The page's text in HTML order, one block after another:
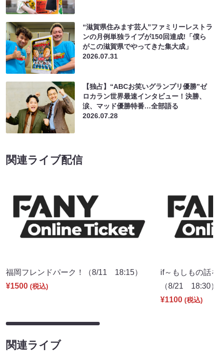
“滋賀県住みます芸人”ファミリーレストラ
ンの月例単独ライブが150回達成!「僕ら
がこの滋賀県でやってきた集大成」
2026.07.31
【独占】“ABCお笑いグランプリ優勝”ゼ
ロカラン世界最速インタビュー！決勝、
涙、マッド優勝特番…全部語る
2026.07.28
関連ライブ配信
福岡フレンドパーク！（8/11 18:15）
¥1500 (税込)
if～もしもの話
（8/21 18:30）
¥1100 (税込)
関連ライブ